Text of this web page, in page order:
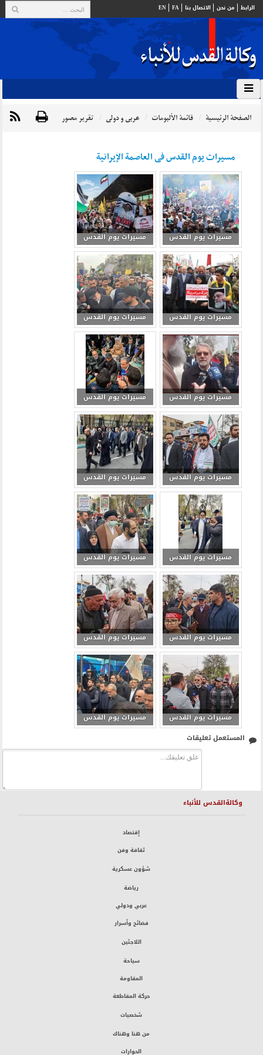
الرابط من نحن الاتصال بنا FA
EN
الصفحة الرئيسية قائمة الألبومات عربي و دولي تقرير مصور
مسیرات یوم القدس فی العاصمة الإیرانیة
مسيرات يوم القدس
في العاصمة الإيرانية 2
مسيرات يوم القدس
في العاصمة الإيرانية 3
مسيرات يوم القدس
في العاصمة الإيرانية 4
مسيرات يوم القدس
في العاصمة الإيرانية 5
مسيرات يوم القدس
في العاصمة الإيرانية 6
مسیرات یوم القدس
فی العاصمة الإیرانیة 7
مسیرات یوم القدس
فی العاصمة الإیرانیة 8
مسیرات یوم القدس
فی العاصمة الإیرانیة 9
مسیرات یوم القدس
فی العاصمة الإیرانیة
مسیرات یوم القدس
فی العاصمة الإیرانیة
11
مسیرات یوم القدس
فی العاصمة الإیرانیة
12
مسیرات یوم القدس
فی العاصمة الإیرانیة
13
مسیرات یوم القدس
فی العاصمة الإیرانیة
14
مسیرات یوم القدس
فی العاصمة الإیرانیة
المستعمل تعليقات
وكالةالقدس للأنباء
إقتصاد
ثقافة وفن
شؤون عسكرية
رياضة
عربي ودولي
فضائح وأسرار
اللاجئين
سياحة
المقاومة
حركة المقاطعة
شخصيات
من هنا وهناك
الحوارات